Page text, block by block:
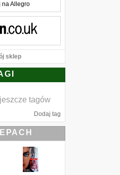
na Allegro
sklep
tagów
Dodaj tag